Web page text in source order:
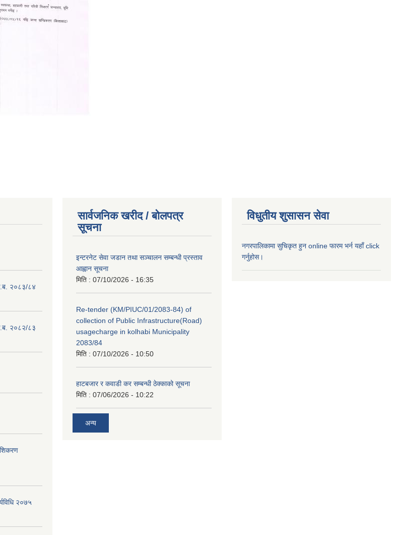
२०८३/८४
२०८२/८३
२०७५
सार्वजनिक खरीद / बोलपत्र
सूचना
इन्टरनेट सेवा जडान तथा सञ्चालन सम्बन्धी प्रस्ताव
आह्वान सूचना
मिति : 07/10/2026 - 16:35
Re-tender (KM/PIUC/01/2083-84) of
collection of Public Infrastructure(Road)
usagecharge in kolhabi Municipality
2083/84
मिति : 07/10/2026 - 10:50
हाटबजार र कवाडी कर सम्बन्धी ठेक्काको सूचना
मिति : 07/06/2026 - 10:22
अन्य
विधुतीय शुसासन सेवा
नगरपालिकामा सुचिकृत हुन online फारम भर्न यहाँ click
गर्नुहोस।